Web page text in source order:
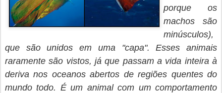
porque os
machos são
minúsculos),
que são unidos em uma "capa". Esses animais
raramente são vistos, já que passam a vida inteira à
deriva nos oceanos abertos de regiões quentes do
mundo todo. É um animal com um comportamento